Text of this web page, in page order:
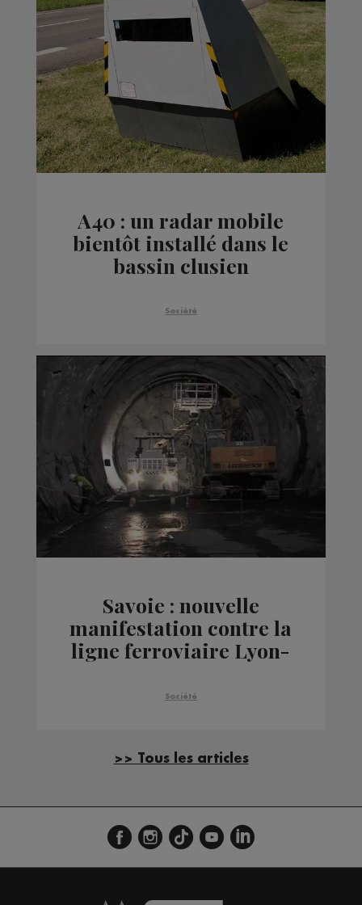
A40 : un radar mobile
bientôt installé dans le
bassin clusien
Société
Savoie : nouvelle
manifestation contre la
ligne ferroviaire Lyon-
Société
>> Tous les articles